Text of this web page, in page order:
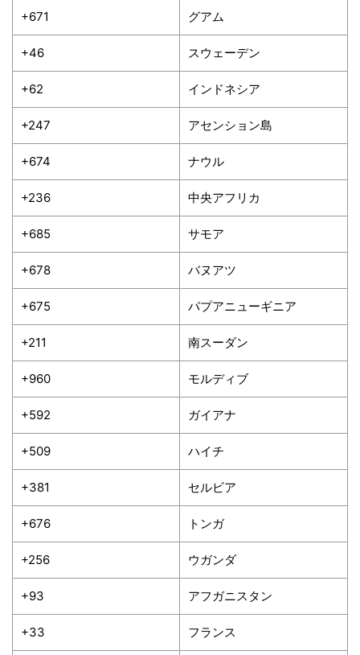
+671 グアム
+46 スウェーデン
+62 インドネシア
+247 アセンション島
+674 ナウル
+236 中央アフリカ
+685 サモア
+678 バヌアツ
+675 パプアニューギニア
+211 南スーダン
+960 モルディブ
+592 ガイアナ
+509 ハイチ
+381 セルビア
+676 トンガ
+256 ウガンダ
+93 アフガニスタン
+33 フランス